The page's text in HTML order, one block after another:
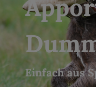
Einfach aus